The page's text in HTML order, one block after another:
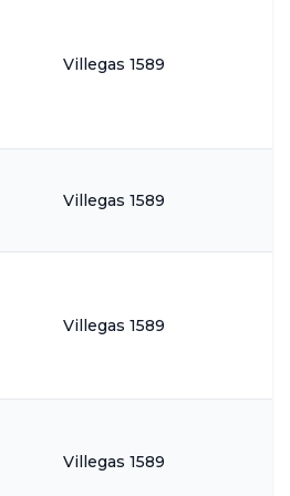
Villegas 1589
Villegas 1589
Villegas 1589
Villegas 1589